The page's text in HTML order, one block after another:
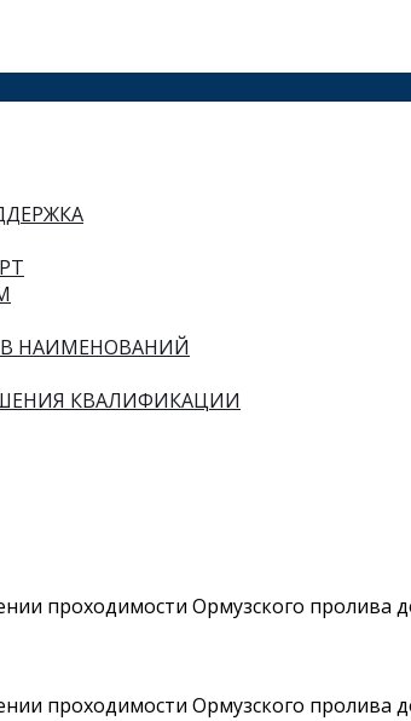
НАИМЕНОВАНИЙ
КВАЛИФИКАЦИИ
проходимости Ормузского пролива
проходимости Ормузского пролива